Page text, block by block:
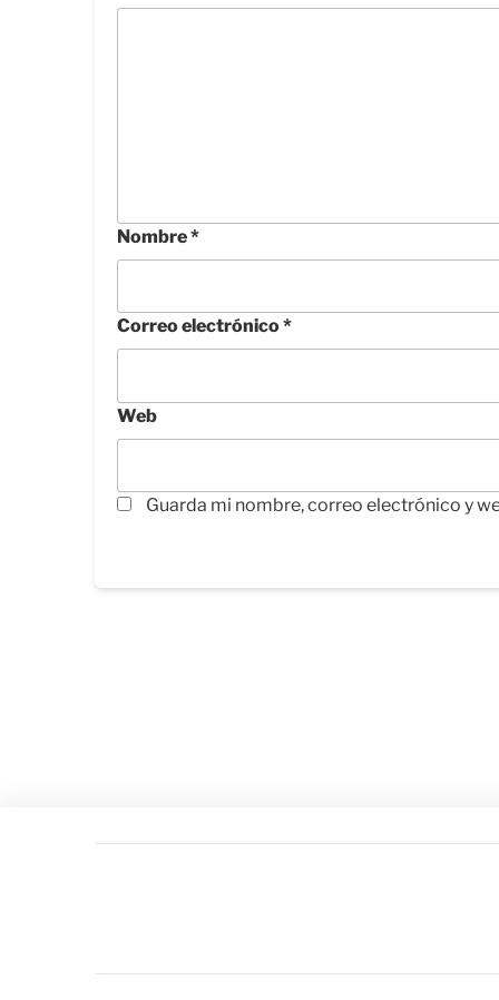
Nombre*
Correo electrónico*
Web
Guarda mi nombre, correo electrónico y